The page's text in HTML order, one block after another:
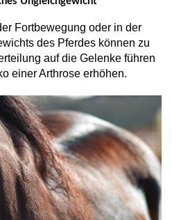
Fortbewegung oder in der
des Pferdes können zu
auf die Gelenke führen
einer Arthrose erhöhen.